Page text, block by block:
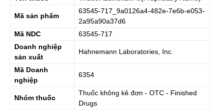
Mã sản phẩm
63545-717_9a0126a4-482e-7e6b-e053-
2a95a90a37d6
Mã NDC
63545-717
Doanh nghiệp
sản xuất
Hahnemann Laboratories, Inc.
Mã Doanh
nghiệp
6354
Nhóm thuốc
Thuốc không kê đơn - OTC - Finished
Drugs